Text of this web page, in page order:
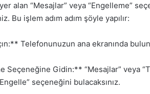
alan “Mesajlar” veya “Engelleme”
Bu işlem adım adım şöyle yapılır:
Telefonunuzun ana ekranında
Seçeneğine Gidin:** “Mesajlar” veya
seçeneğini bulacaksınız.